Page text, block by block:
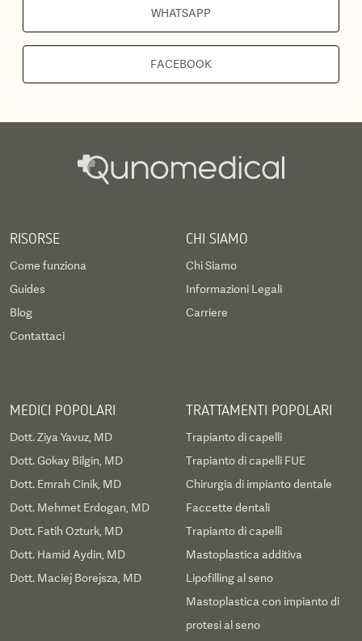
WHATSAPP
FACEBOOK
RISORSE
Come funziona
Guides
Blog
Contattaci
CHI SIAMO
Chi Siamo
Informazioni Legali
Carriere
MEDICI POPOLARI
Dott. Ziya Yavuz, MD
Dott. Gokay Bilgin, MD
Dott. Emrah Cinik, MD
Dott. Mehmet Erdogan, MD
Dott. Fatih Ozturk, MD
Dott. Hamid Aydin, MD
Dott. Maciej Borejsza, MD
TRATTAMENTI POPOLARI
Trapianto di capelli
Trapianto di capelli FUE
Chirurgia di impianto dentale
Faccette dentali
Trapianto di capelli
Mastoplastica additiva
Lipofilling al seno
Mastoplastica con impianto di
protesi al seno